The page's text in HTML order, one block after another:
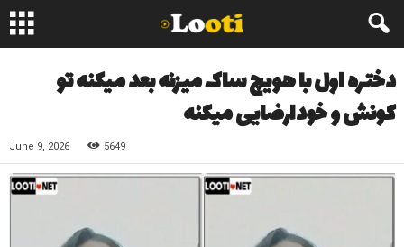
دختره اول با هویچ ساک میزنه بعد میکنه تو
کونش و خودارضایی میکنه
June 9, 2026 5649